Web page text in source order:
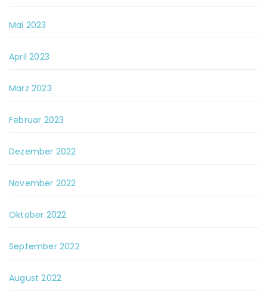
Mai 2023
April 2023
März 2023
Februar 2023
Dezember 2022
November 2022
Oktober 2022
September 2022
August 2022